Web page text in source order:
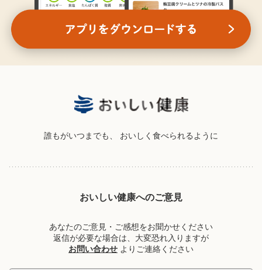
誰もがいつまでも、 おいしく食べられるように
おいしい健康へのご意見
あなたのご意見・ご感想をお聞かせください
返信が必要な場合は、大変恐れ入りますが
お問い合わせ よりご連絡ください